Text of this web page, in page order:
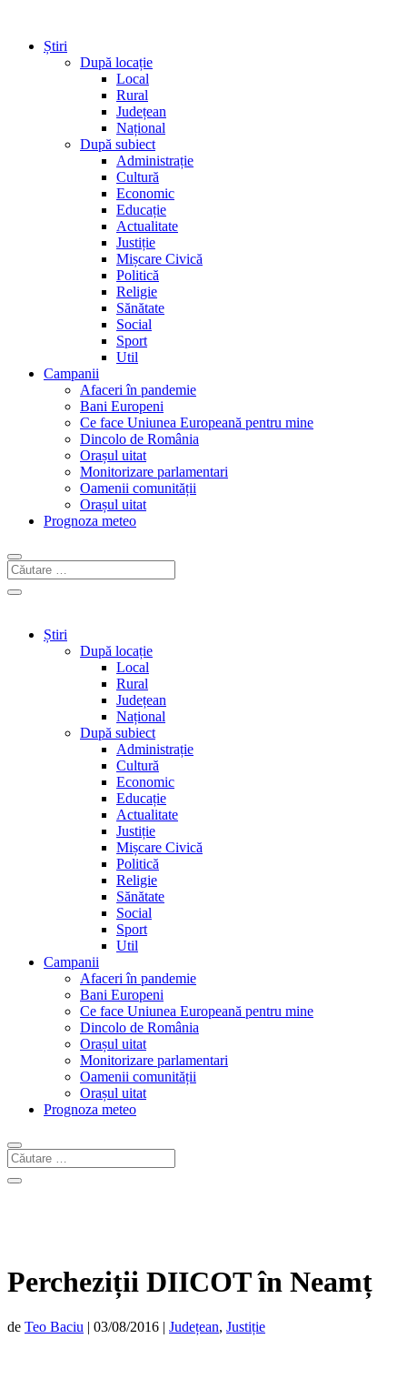
Știri
După locație
Local
Rural
Județean
Național
După subiect
Administrație
Cultură
Economic
Educație
Actualitate
Justiție
Mișcare Civică
Politică
Religie
Sănătate
Social
Sport
Util
Campanii
Afaceri în pandemie
Bani Europeni
Ce face Uniunea Europeană pentru mine
Dincolo de România
Orașul uitat
Monitorizare parlamentari
Oamenii comunității
Orașul uitat
Prognoza meteo
Știri
După locație
Local
Rural
Județean
Național
După subiect
Administrație
Cultură
Economic
Educație
Actualitate
Justiție
Mișcare Civică
Politică
Religie
Sănătate
Social
Sport
Util
Campanii
Afaceri în pandemie
Bani Europeni
Ce face Uniunea Europeană pentru mine
Dincolo de România
Orașul uitat
Monitorizare parlamentari
Oamenii comunității
Orașul uitat
Prognoza meteo
Percheziții DIICOT în Neamț
de Teo Baciu | 03/08/2016 | Județean, Justiție